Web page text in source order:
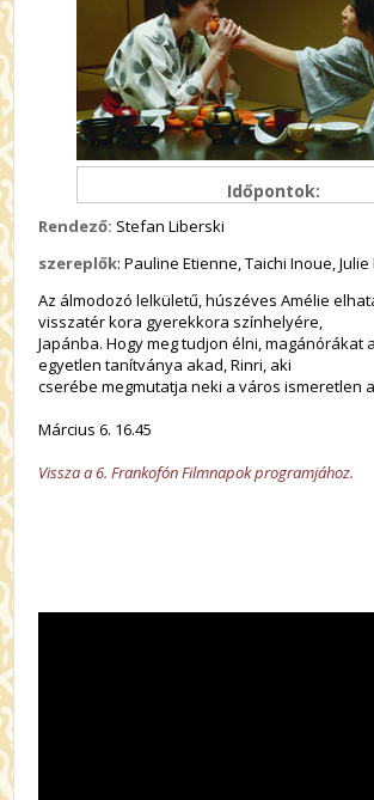
Időpontok:
Rendező: Stefan Liberski
szereplők: Pauline Etienne, Taichi Inoue,
Az álmodozó lelkületű, húszéves Amélie
visszatér kora gyerekkora színhelyére,
Japánba. Hogy meg tudjon élni, magánórákat
egyetlen tanítványa akad, Rinri, aki
cserébe megmutatja neki a város ismeretlen
Március 6. 16.45
Vissza a 6. Frankofón Filmnapok programjához.